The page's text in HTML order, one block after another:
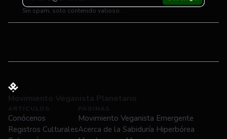
Sin spam, solo contenido valioso.
Conócenos
Registros Culturales
Movimiento Veganista Emergente
Acerca de la Sabiduría Hiperbórea